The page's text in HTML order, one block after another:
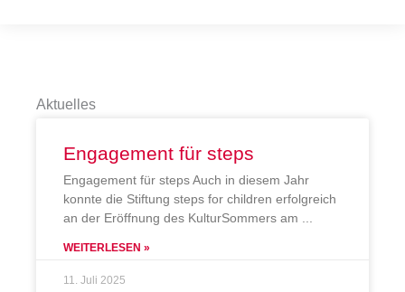
Aktuelles
Engagement für steps
Engagement für steps Auch in diesem Jahr
konnte die Stiftung steps for children erfolgreich
an der Eröffnung des KulturSommers am
WEITERLESEN »
11. Juli 2025